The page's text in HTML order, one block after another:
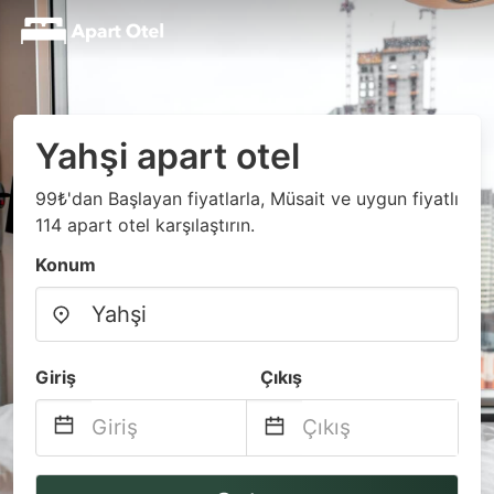
Yahşi apart otel
99₺'dan Başlayan fiyatlarla, Müsait ve uygun fiyatlı
114 apart otel karşılaştırın.
Konum
Giriş Çıkış
Navigate
Navigate